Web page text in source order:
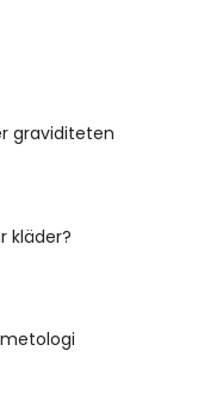
graviditeten
kläder?